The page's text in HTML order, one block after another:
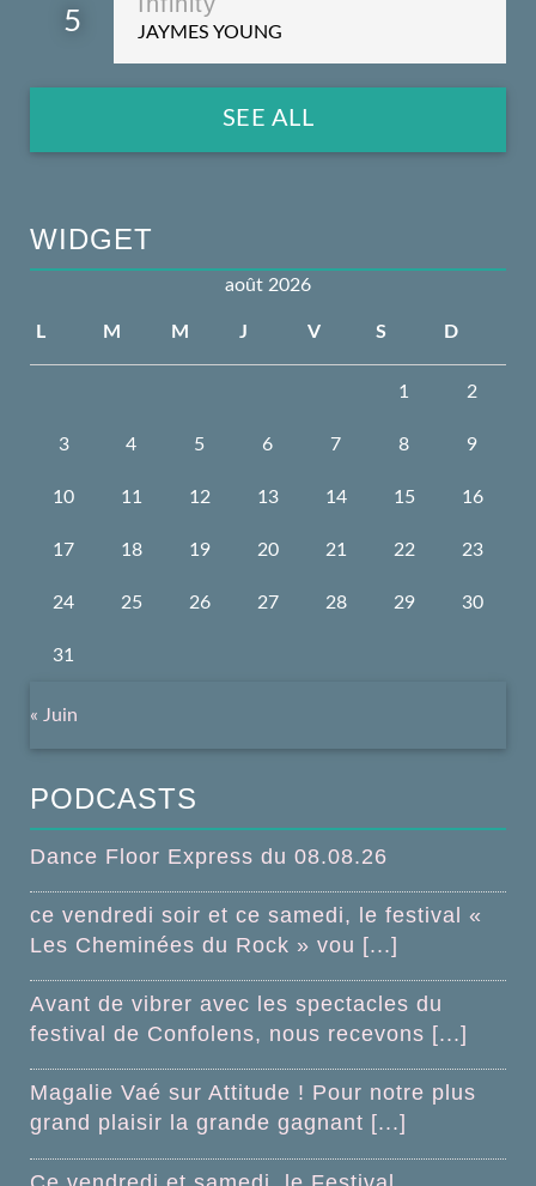
5 JAYMES YOUNG
SEE ALL
WIDGET
août 2026
L M M J V S D
1 2
3 4 5 6 7 8 9
10 11 12 13 14 15 16
17 18 19 20 21 22 23
24 25 26 27 28 29 30
31
« Juin
PODCASTS
Dance Floor Express du 08.08.26
ce vendredi soir et ce samedi, le festival «
Les Cheminées du Rock » vou [...]
Avant de vibrer avec les spectacles du
festival de Confolens, nous recevons [...]
Magalie Vaé sur Attitude ! Pour notre plus
grand plaisir la grande gagnant [...]